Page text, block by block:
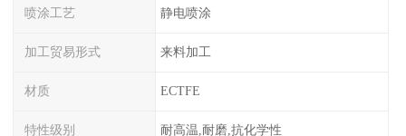
喷涂工艺 静电喷涂
加工贸易形式 来料加工
材质 ECTFE
特性级别 耐高温,耐磨,抗化学性